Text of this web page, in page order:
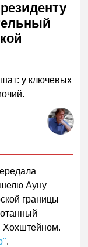
у ключевых
Ауну
границы
Хохштейном.
.